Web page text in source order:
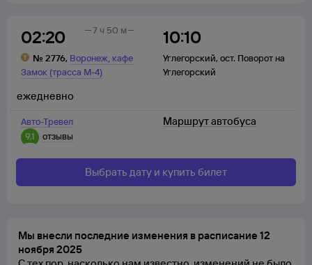
02:20
№ 2776, Воронеж, кафе
Замок (трасса М-4)
10:10
Углегорский, ост. Поворот на
Углегорский
7 ч 50 м
Авто-Тревел
9,1
отзывы
ежедневно
Маршрут автобуса
Выбрать дату и купить билет
Мы внесли последние изменения в расписание 12
ноября 2025